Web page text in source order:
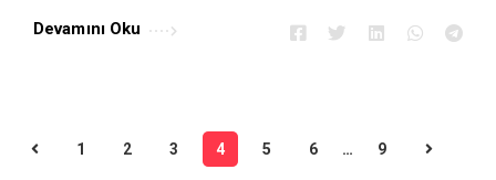
Devamını Oku
1 2 3 4 5 6 … 9